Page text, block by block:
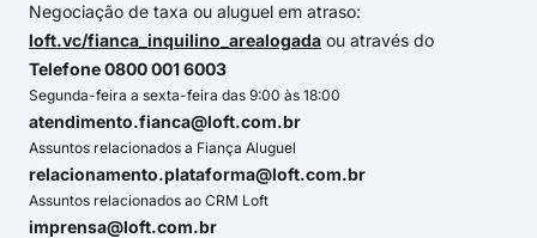
Negociação de taxa ou aluguel em atraso:
loft.vc/fianca_inquilino_arealogada ou através do
Telefone 0800 001 6003
Segunda-feira a sexta-feira das 9:00 às 18:00
atendimento.fianca@loft.com.br
Assuntos relacionados a Fiança Aluguel
relacionamento.plataforma@loft.com.br
Assuntos relacionados ao CRM Loft
imprensa@loft.com.br